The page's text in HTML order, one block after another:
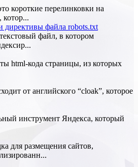
короткие перелинковки на
котор...
директивы файла robots.txt
файл, в котором
html-кода страницы, из которых
от английского “cloak”, которое
инструмент Яндекса, который
для размещения сайтов,